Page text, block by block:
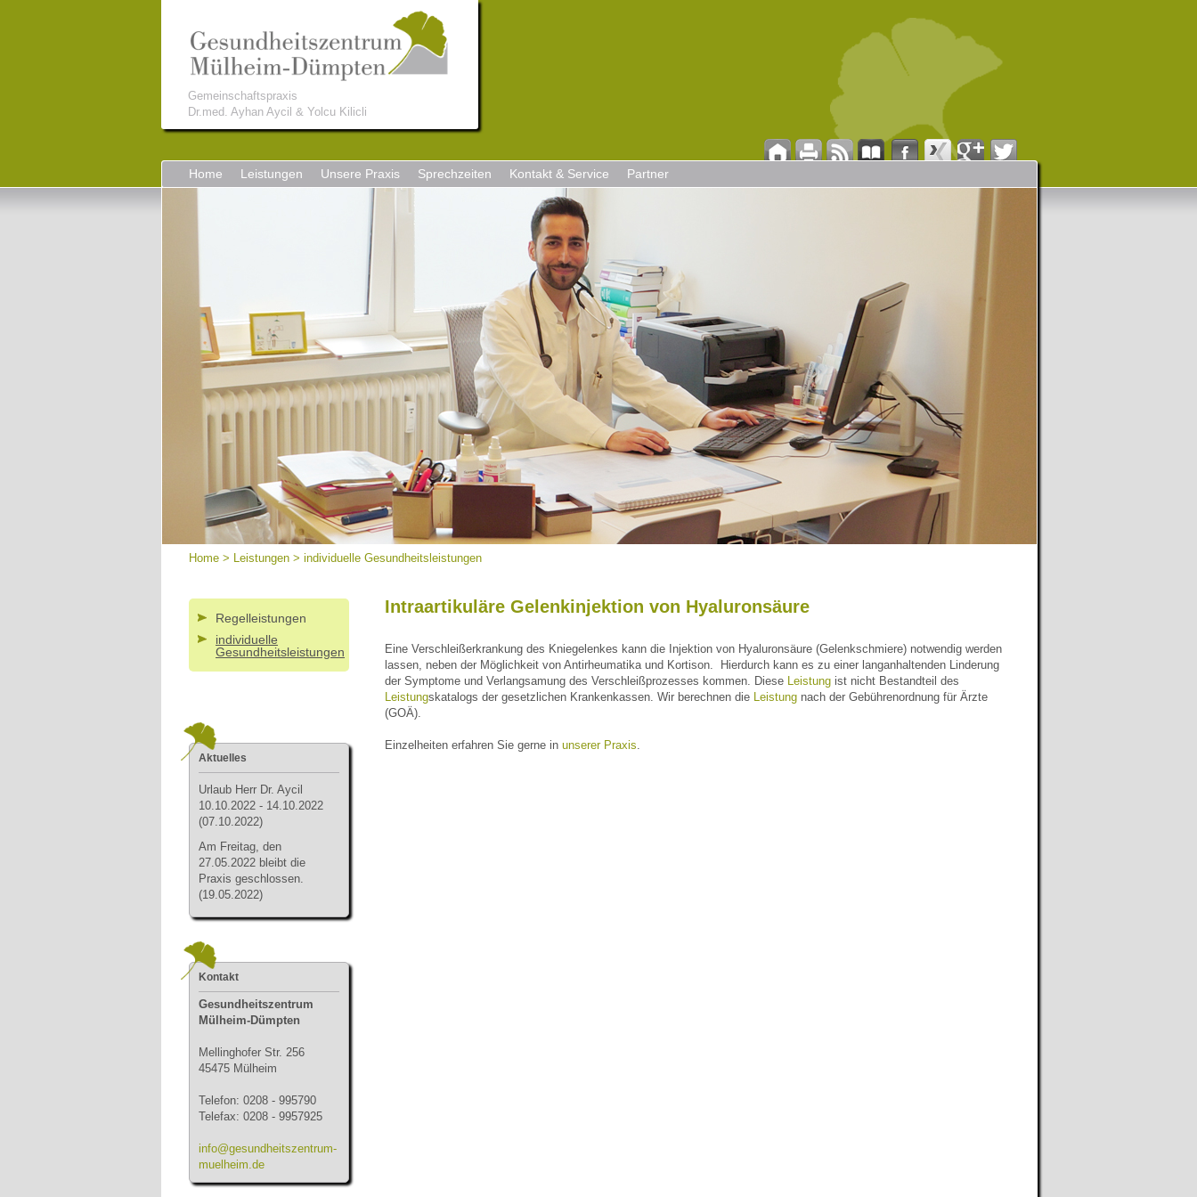
Gemeinschaftspraxis
Dr.med. Ayhan Aycil & Yolcu Kilicli
Home Leistungen Unsere Praxis Sprechzeiten Kontakt & Service Partner
Home > Leistungen > individuelle Gesundheitsleistungen
Regelleistungen
individuelle
Gesundheitsleistungen
Aktuelles
Urlaub Herr Dr. Aycil
10.10.2022 - 14.10.2022
(07.10.2022)
Am Freitag, den
27.05.2022 bleibt die
Praxis geschlossen.
(19.05.2022)
Kontakt
Gesundheitszentrum
Mülheim-Dümpten
Mellinghofer Str. 256
45475 Mülheim
Telefon: 0208 - 995790
Telefax: 0208 - 9957925
info@gesundheitszentrum-
muelheim.de
Intraartikuläre Gelenkinjektion von Hyaluronsäure
Eine Verschleißerkrankung des Kniegelenkes kann die Injektion von Hyaluronsäure (Gelenkschmiere) notwendig werden
lassen, neben der Möglichkeit von Antirheumatika und Kortison. Hierdurch kann es zu einer langanhaltenden Linderung
der Symptome und Verlangsamung des Verschleißprozesses kommen. Diese Leistung ist nicht Bestandteil des
Leistungskatalogs der gesetzlichen Krankenkassen. Wir berechnen die Leistung nach der Gebührenordnung für Ärzte
(GOÄ).
Einzelheiten erfahren Sie gerne in unserer Praxis.